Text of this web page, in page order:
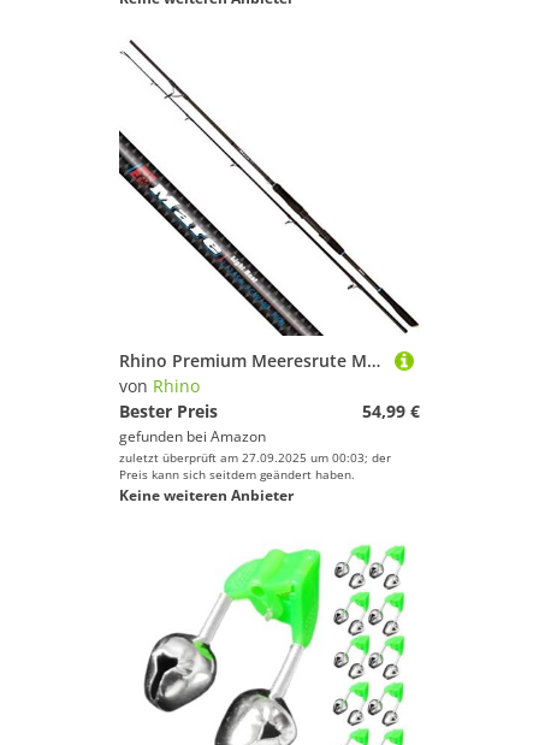
Rhino Premium Meeresrute Mare Light Boat Angelrute Hochsee-Angeln Meeresfischen Wurfgewicht 40-160g, Schwarz, 2,55 m
von Rhino
Bester Preis
54,99 €
gefunden bei Amazon
zuletzt überprüft am 27.09.2025 um 00:03; der
Preis kann sich seitdem geändert haben.
Keine weiteren Anbieter